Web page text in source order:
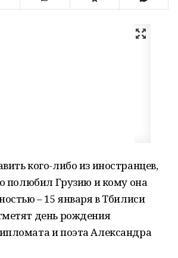
кого-либо из иностранцев,
полюбил Грузию и кому она
– 15 января в Тбилиси
день рождения
и поэта Александра